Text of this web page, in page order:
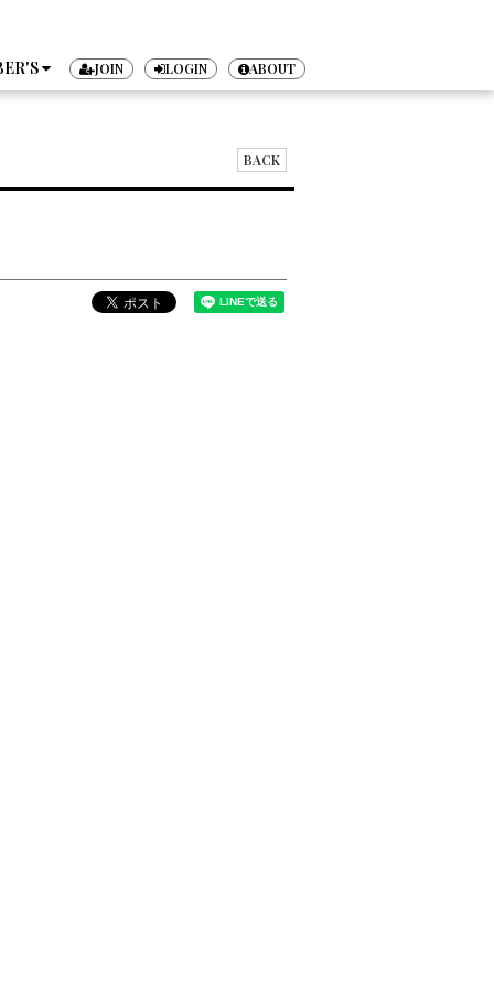
JOIN LOGIN ABOUT
BACK